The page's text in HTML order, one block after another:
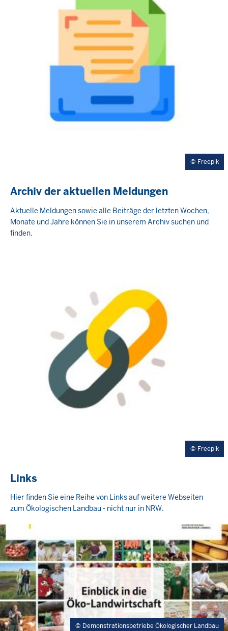
Freepik
Archiv der aktuellen Meldungen
Aktuelle Meldungen sowie alle Beiträge der letzten Wochen,
Monate und Jahre können Sie in unserem Archiv suchen und
finden.
Freepik
Links
Hier finden Sie eine Reihe von Links auf weitere Webseiten
zum Ökologischen Landbau - nicht nur in NRW.
Demonstrationsbetriebe Ökologischer Landbau